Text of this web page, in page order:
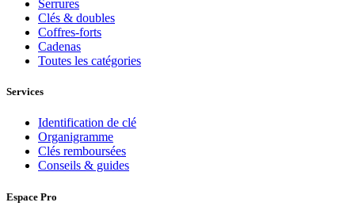
Serrures
Clés & doubles
Coffres-forts
Cadenas
Toutes les catégories
Services
Identification de clé
Organigramme
Clés remboursées
Conseils & guides
Espace Pro